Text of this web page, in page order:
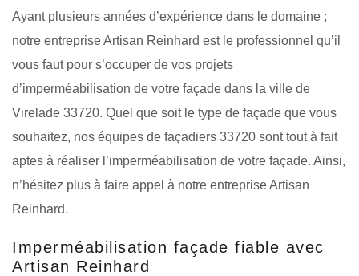
Ayant plusieurs années d’expérience dans le domaine ;
notre entreprise Artisan Reinhard est le professionnel qu’il
vous faut pour s’occuper de vos projets
d’imperméabilisation de votre façade dans la ville de
Virelade 33720. Quel que soit le type de façade que vous
souhaitez, nos équipes de façadiers 33720 sont tout à fait
aptes à réaliser l’imperméabilisation de votre façade. Ainsi,
n’hésitez plus à faire appel à notre entreprise Artisan
Reinhard.
Imperméabilisation façade fiable avec
Artisan Reinhard